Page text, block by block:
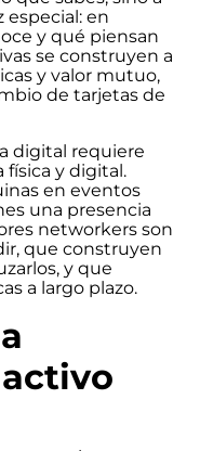
en
y qué piensan
se construyen a
y valor mutuo,
de tarjetas de
digital requiere
física y digital.
en eventos
una presencia
networkers son
que construyen
y que
a largo plazo.